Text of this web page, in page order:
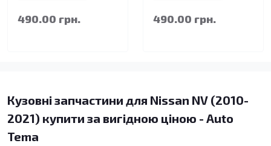
490.00 грн. 490.00 грн.
Кузовні запчастини для Nissan NV (2010-
2021) купити за вигідною ціною - Auto
Tema